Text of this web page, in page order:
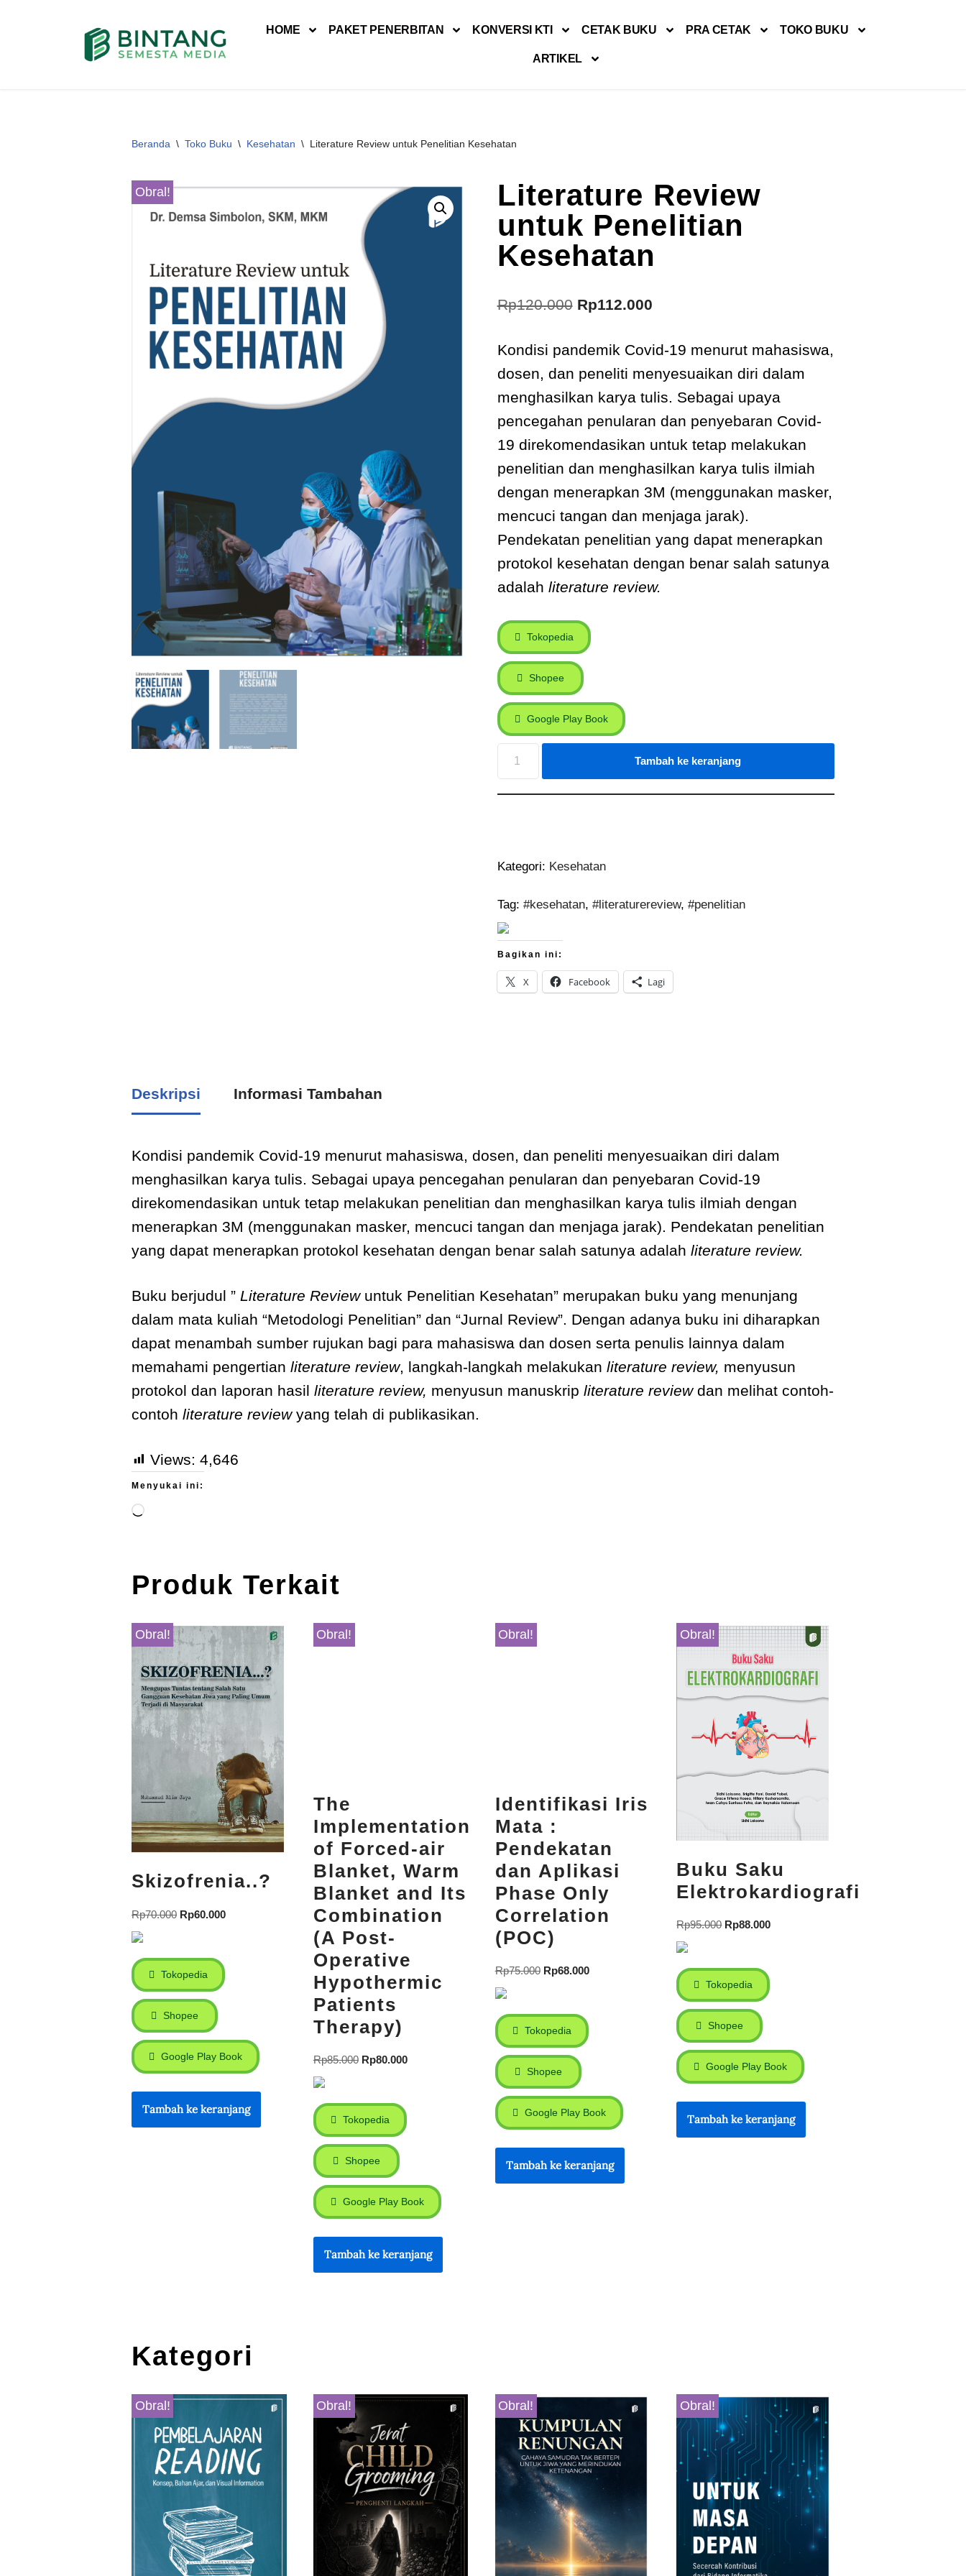
HOME PAKET PENERBITAN KONVERSI KTI CETAK BUKU PRA CETAK TOKO BUKU
ARTIKEL
Beranda \ Toko Buku \ Kesehatan \ Literature Review untuk Penelitian Kesehatan
Obral!
Literature Review
untuk Penelitian
Kesehatan
Rp120.000 Rp112.000
Kondisi pandemik Covid-19 menurut mahasiswa,
dosen, dan peneliti menyesuaikan diri dalam
menghasilkan karya tulis. Sebagai upaya
pencegahan penularan dan penyebaran Covid-
19 direkomendasikan untuk tetap melakukan
penelitian dan menghasilkan karya tulis ilmiah
dengan menerapkan 3M (menggunakan masker,
mencuci tangan dan menjaga jarak).
Pendekatan penelitian yang dapat menerapkan
protokol kesehatan dengan benar salah satunya
adalah literature review.
Tokopedia
Shopee
Google Play Book
Tambah ke keranjang
Kategori: Kesehatan
Tag: #kesehatan, #literaturereview, #penelitian
Bagikan ini:
X Facebook Lagi
Deskripsi Informasi Tambahan
Kondisi pandemik Covid-19 menurut mahasiswa, dosen, dan peneliti menyesuaikan diri dalam
menghasilkan karya tulis. Sebagai upaya pencegahan penularan dan penyebaran Covid-19
direkomendasikan untuk tetap melakukan penelitian dan menghasilkan karya tulis ilmiah dengan
menerapkan 3M (menggunakan masker, mencuci tangan dan menjaga jarak). Pendekatan penelitian
yang dapat menerapkan protokol kesehatan dengan benar salah satunya adalah literature review.
Buku berjudul ” Literature Reviewuntuk Penelitian Kesehatan” merupakan buku yang menunjang
dalam mata kuliah “Metodologi Penelitian” dan “Jurnal Review”. Dengan adanya buku ini diharapkan
dapat menambah sumber rujukan bagi para mahasiswa dan dosen serta penulis lainnya dalam
memahami pengertian literature review, langkah-langkah melakukan literature review, menyusun
protokol dan laporan hasil literature review, menyusun manuskrip literature review dan melihat contoh-
contoh literature review yang telah di publikasikan.
Views: 4,646
Menyukai ini:
Produk Terkait
Obral!
Skizofrenia..?
Rp70.000 Rp60.000
Tokopedia
Shopee
Google Play Book
Tambah ke keranjang
Obral!
The
Implementation
of Forced-air
Blanket, Warm
Blanket and Its
Combination
(A Post-
Operative
Hypothermic
Patients
Therapy)
Rp85.000 Rp80.000
Tokopedia
Shopee
Google Play Book
Tambah ke keranjang
Obral!
Identifikasi Iris
Mata :
Pendekatan
dan Aplikasi
Phase Only
Correlation
(POC)
Rp75.000 Rp68.000
Tokopedia
Shopee
Google Play Book
Tambah ke keranjang
Obral!
Buku Saku
Elektrokardiografi
Rp95.000 Rp88.000
Tokopedia
Shopee
Google Play Book
Tambah ke keranjang
Kategori
Obral! Obral! Obral! Obral!